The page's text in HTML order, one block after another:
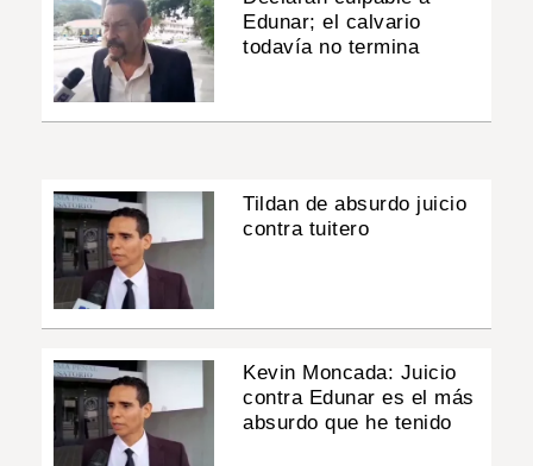
Edunar; el calvario
todavía no termina
Tildan de absurdo juicio
contra tuitero
Kevin Moncada: Juicio
contra Edunar es el más
absurdo que he tenido